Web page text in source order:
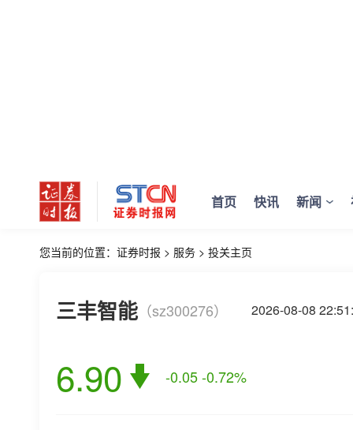
首页 快讯 新闻
您当前的位置： 证券时报 > 服务 > 投关主页
三丰智能 （sz300276） 2026-08-08
6.90 -0.05-0.72%